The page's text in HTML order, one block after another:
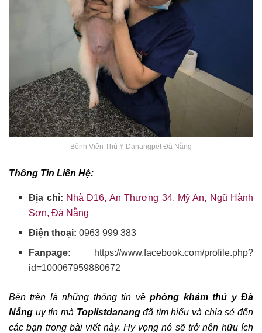
Bệnh Viện Thú Y Danangpet Đà Nẵng
Thông Tin Liên Hệ:
Địa chỉ: Nhà D16, An Thượng 34, Mỹ An, Ngũ Hành
Sơn, Đà Nẵng
Điện thoại: 0963 999 383
Fanpage: https://www.facebook.com/profile.php?
id=100067959880672
Bên trên là những thông tin vềphòng khám thú y Đà
Nẵng uy tín mà Toplistdanangđã tìm hiểu và chia sẻ đến
các bạn trong bài viết này. Hy vọng nó sẽ trở nên hữu ích